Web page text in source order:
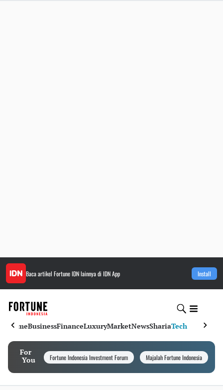
Baca artikel Fortune IDNlainnya di IDN App Install
HomeBusinessFinanceLuxuryMarketNewsShariaTech
For
You
Fortune Indonesia Investment Forum Majalah Fortune Indonesia